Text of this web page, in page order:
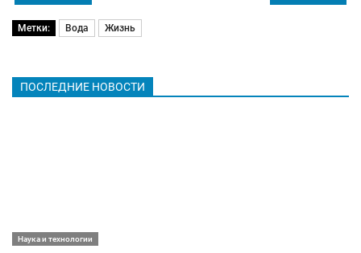
Метки: Вода Жизнь
ПОСЛЕДНИЕ НОВОСТИ
Наука и технологии